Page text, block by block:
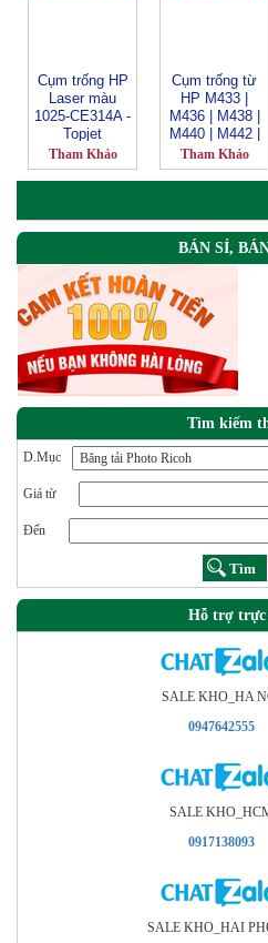
Cụm trống HP
Laser màu
1025-CE314A -
Topjet
Tham Khảo
Cụm trống từ
HP M433 |
M436 | M438 |
M440 | M442 |
M443 |
M42623 |
Tham Khảo
BÁN SỈ,
Tìm kiếm
D.Mục
Giá từ
Đến
Hỗ trợ trực
SALE KHO_HA
0947642555
SALE
0917138093
SALE KHO_HAI